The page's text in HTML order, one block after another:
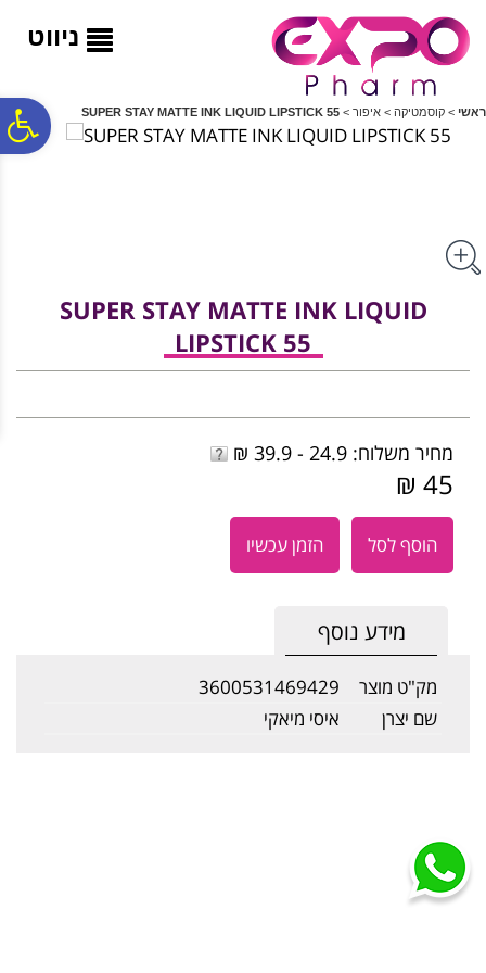
ניווט
ראשי > קוסמטיקה > איפור >
SUPER STAY MATTE INK LIQUID LIPSTICK 55
SUPER STAY MATTE INK LIQUID
LIPSTICK 55
מחיר משלוח: 24.9 - 39.9 ₪
45 ₪
הוסף לסל הזמן עכשיו
מידע נוסף
מק"ט מוצר
3600531469429
שם יצרן
איסי מיאקי